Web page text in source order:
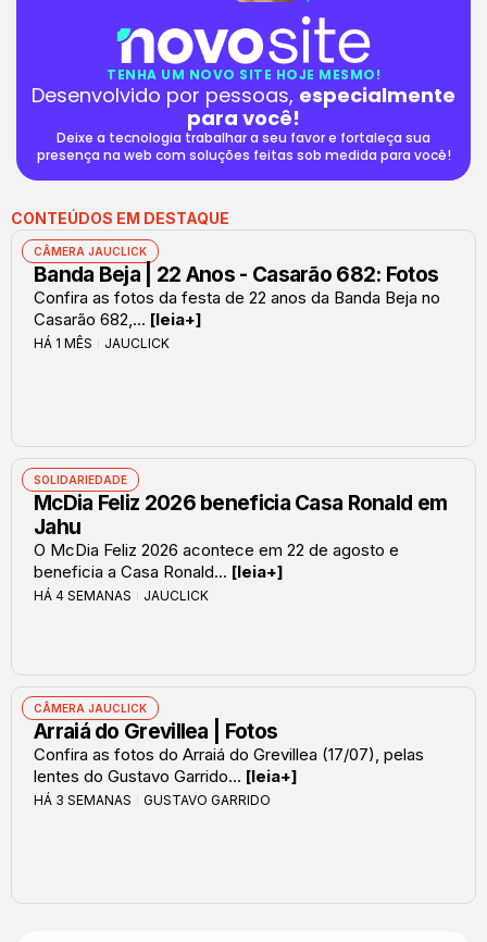
TENHA UM NOVO SITE HOJE MESMO!
Desenvolvido por pessoas, especialmente
para você!
Deixe a tecnologia trabalhar a seu favor e fortaleça sua
presença na web com soluções feitas sob medida para você!
CONTEÚDOS EM DESTAQUE
CÂMERA JAUCLICK
Banda Beja | 22 Anos - Casarão 682: Fotos
Confira as fotos da festa de 22 anos da Banda Beja no
Casarão 682,... [leia+]
HÁ 1 MÊS JAUCLICK
SOLIDARIEDADE
McDia Feliz 2026 beneficia Casa Ronald em
Jahu
O McDia Feliz 2026 acontece em 22 de agosto e
beneficia a Casa Ronald... [leia+]
HÁ 4 SEMANAS JAUCLICK
CÂMERA JAUCLICK
Arraiá do Grevillea | Fotos
Confira as fotos do Arraiá do Grevillea (17/07), pelas
lentes do Gustavo Garrido... [leia+]
HÁ 3 SEMANAS GUSTAVO GARRIDO